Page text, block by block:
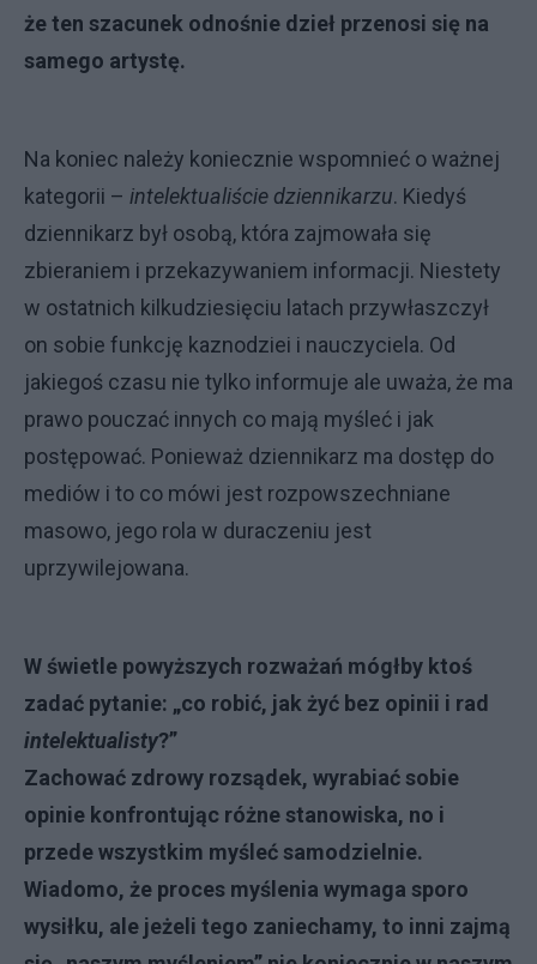
że ten szacunek odnośnie dzieł przenosi się na
samego artystę.
Na koniec należy koniecznie wspomnieć o ważnej
kategorii – intelektualiście dziennikarzu. Kiedyś
dziennikarz był osobą, która zajmowała się
zbieraniem i przekazywaniem informacji. Niestety
w ostatnich kilkudziesięciu latach przywłaszczył
on sobie funkcję kaznodziei i nauczyciela. Od
jakiegoś czasu nie tylko informuje ale uważa, że ma
prawo pouczać innych co mają myśleć i jak
postępować. Ponieważ dziennikarz ma dostęp do
mediów i to co mówi jest rozpowszechniane
masowo, jego rola w duraczeniu jest
uprzywilejowana.
W świetle powyższych rozważań mógłby ktoś
zadać pytanie: „co robić, jak żyć bez opinii i rad
intelektualisty?”
Zachować zdrowy rozsądek, wyrabiać sobie
opinie konfrontując różne stanowiska, no i
przede wszystkim myśleć samodzielnie.
Wiadomo, że proces myślenia wymaga sporo
wysiłku, ale jeżeli tego zaniechamy, to inni zajmą